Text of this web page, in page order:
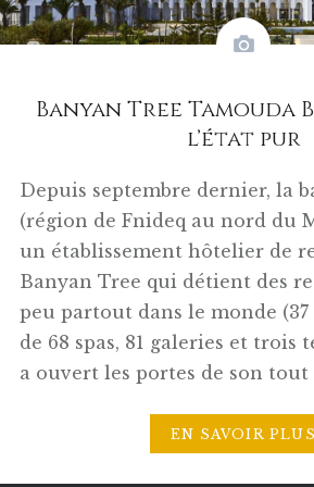
Banyan Tree Tamouda
l’état pur
Depuis septembre dernier, la
(région de Fnideq au nord du
un établissement hôtelier de
Banyan Tree qui détient des
peu partout dans le monde
de 68 spas, 81 galeries et trois
a ouvert les portes de son
EN SAVOIR PLUS